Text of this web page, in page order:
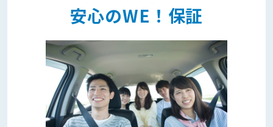
安心のWE！保証